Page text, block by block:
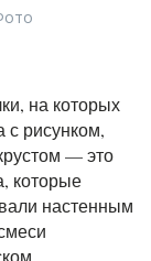
на которых
с рисунком,
— это
которые
настенным